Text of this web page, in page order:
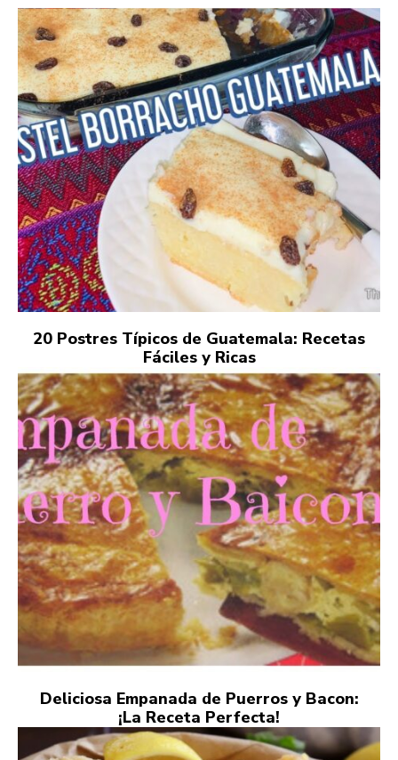
20 Postres Típicos de Guatemala: Recetas
Fáciles y Ricas
Deliciosa Empanada de Puerros y Bacon:
¡La Receta Perfecta!